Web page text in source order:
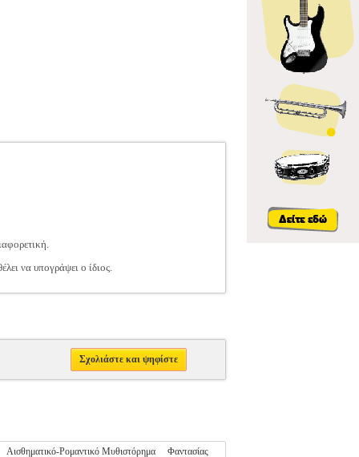
να υπογράψει ο ίδιος.
Σχολιάστε και ψηφίστε
Αισθηματικό-Ρομαντικό Μυθιστόρημα
Φαντασίας